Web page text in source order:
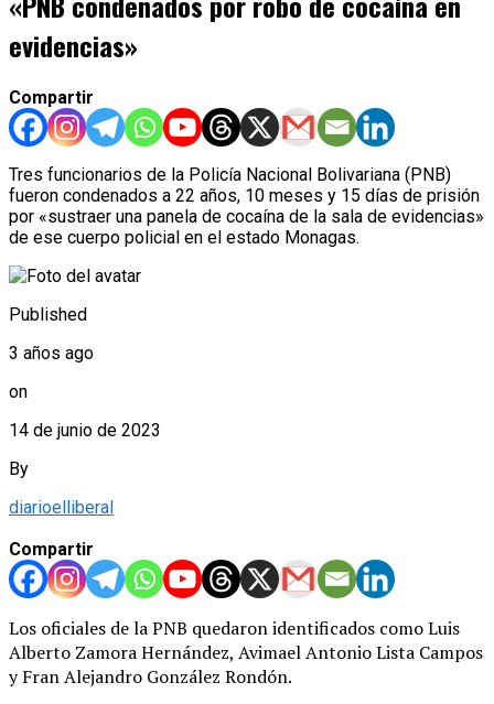
evidencias»
Compartir
Tres funcionarios de la Policía Nacional Bolivariana (PNB)
fueron condenados a 22 años, 10 meses y 15 días de prisión
por «sustraer una panela de cocaína de la sala de evidencias»
de ese cuerpo policial en el estado Monagas.
Published
3 años ago
on
14 de junio de 2023
By
diarioelliberal
Compartir
Los oficiales de la PNB quedaron identificados como Luis
Alberto Zamora Hernández, Avimael Antonio Lista Campos
y Fran Alejandro González Rondón.